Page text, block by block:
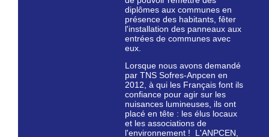
diplômes aux communes en
présence des habitants, fêter
l'installation des panneaux aux
entrées de communes avec
eux.
Lorsque nous avons demandé
par TNS Sofres-Anpcen en
2012, à qui les Français font ils
confiance pour agir sur les
nuisances lumineuses, ils ont
placé en tête : les élus locaux
et les associations de
l'environnement ! L'ANPCEN,